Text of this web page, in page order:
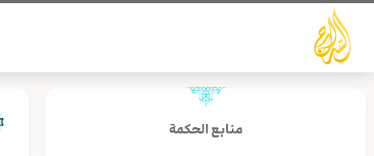
تخطي
المحتوى
منابع الحكمة